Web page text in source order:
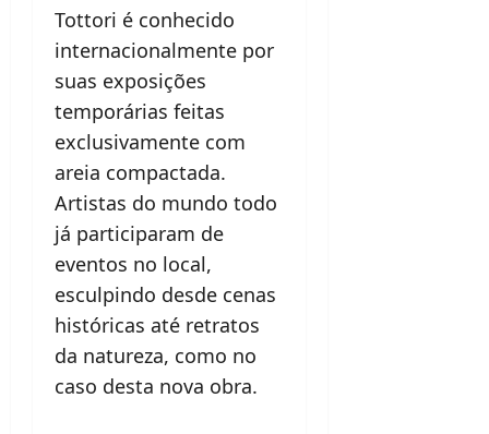
Tottori é conhecido
internacionalmente por
suas exposições
temporárias feitas
exclusivamente com
areia compactada.
Artistas do mundo todo
já participaram de
eventos no local,
esculpindo desde cenas
históricas até retratos
da natureza, como no
caso desta nova obra.